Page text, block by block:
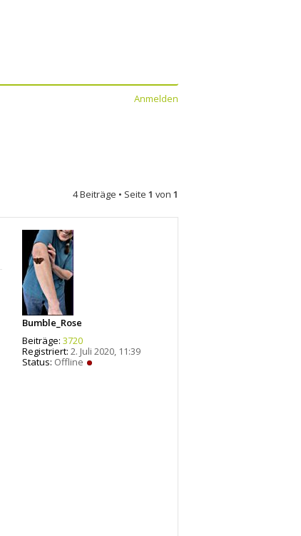
Anmelden
4 Beiträge • Seite 1 von 1
Bumble_Rose
Beiträge: 3720
Registriert: 2. Juli 2020, 11:39
Status: Offline